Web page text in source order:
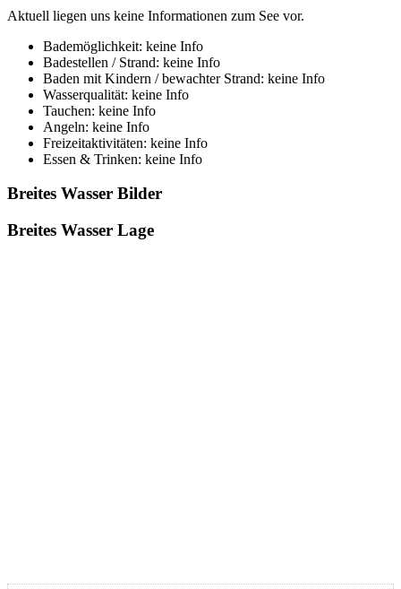
Aktuell liegen uns keine Informationen zum See vor.
Bademöglichkeit: keine Info
Badestellen / Strand: keine Info
Baden mit Kindern / bewachter Strand: keine Info
Wasserqualität: keine Info
Tauchen: keine Info
Angeln: keine Info
Freizeitaktivitäten: keine Info
Essen & Trinken: keine Info
Breites Wasser Bilder
Breites Wasser Lage